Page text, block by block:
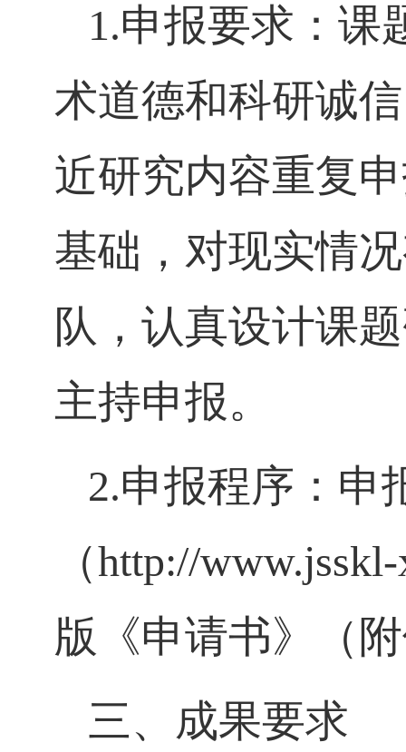
1.申报要求：课
术道德和科研诚
近研究内容重复
基础，对现实情
队，认真设计课
主持申报。
2.申报程序：申
（http://
版《申请书》（
三、成果要求